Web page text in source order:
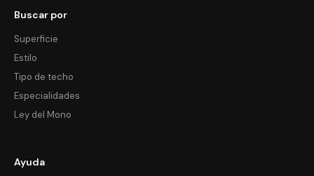
Buscar por
Superficie
Estilo
Tipo de techo
Especialidades
Ley del Mono
Ayuda